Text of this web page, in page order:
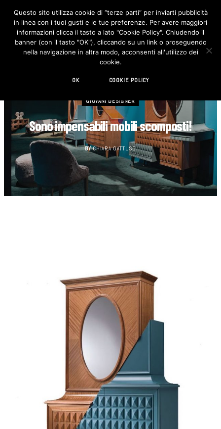
F
c
e
b
o
I
n
s
t
GIOVANI DESIGNER
Sono impensabili mobili scomposti!
BY CHIARA GATTUSO
Questo sito utilizza cookie di “terze parti” per inviarti pubblicità
in linea con i tuoi gusti e le tue preferenze. Per avere maggiori
informazioni clicca il tasto a lato "Cookie Policy". Chiudendo il
banner (con il tasto "OK"), cliccando su un link o proseguendo
nella navigazione in altra modo, acconsenti all'utilizzo dei
cookie.
OK COOKIE POLICY